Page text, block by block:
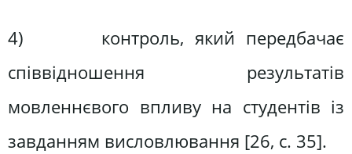
4) контроль, який передбачає
співвідношення результатів
мовленнєвого впливу на студентів із
завданням висловлювання [26, c. 35].